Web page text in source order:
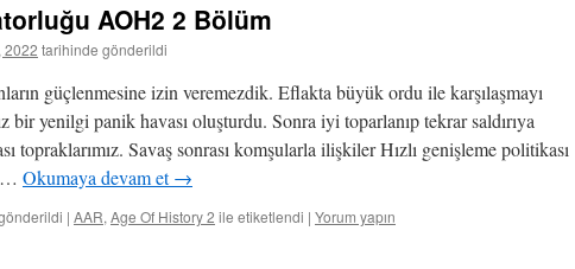
AOH2 2 Bölüm
2022 tarihinde gönderildi
güçlenmesine izin veremezdik. Eflakta büyük ordu ile karşılaşmayı
bir yenilgi panik havası oluşturdu. Sonra iyi toparlanıp tekrar saldırıya
topraklarımız. Savaş sonrası komşularla ilişkiler Hızlı genişleme politikası
… Okumaya devam et→
| AAR, Age Of History 2 ile etiketlendi | Yorum yapın